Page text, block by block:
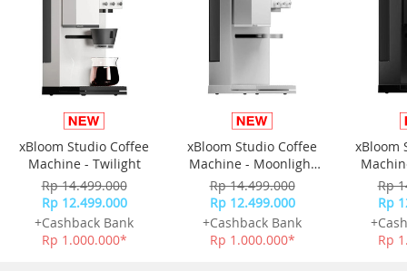
- Alarm harian
- Sinyal waktu hitungan jam
Cahaya: Cahaya latar LED
Warna cahaya LED: Amber
Kalender: Kalender otomatis (diatur dengan 28 hari
Februari)
Akurasi: ±30 detik per bulan
Fitur lain:
- Format 12/24 jam
- Penunjuk waktu standar:Jam, menit, detik, pm, tanggal,
Garansi Resmi 1 Tahun
Include Box, Jam Tangan, Kartu Garansi, Manual
xBloom Studio Coffee
Machine - Twilight
Rp 14.499.000
Rp 12.499.000
+Cashback Bank
Rp 1.000.000*
xBloom Studio Coffee
Machine - Moonlight
White
Rp 14.499.000
Rp 12.499.000
+Cashback Bank
Rp 1.000.000*
xBloom
Rp
Rp
Rp